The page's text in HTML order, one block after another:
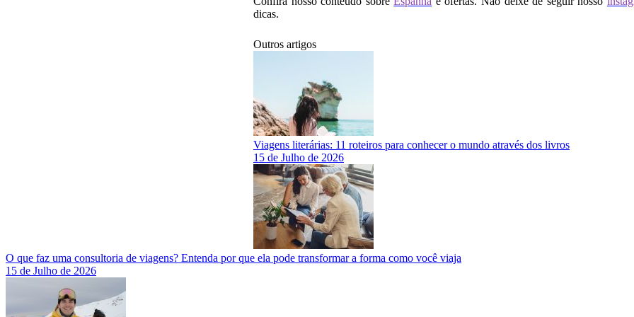
dicas.
Outros artigos
Viagens literárias: 11 roteiros para conhecer o mundo através dos livros
15 de Julho de 2026
O que faz uma consultoria de viagens? Entenda por que ela pode transformar a forma como você viaja
15 de Julho de 2026